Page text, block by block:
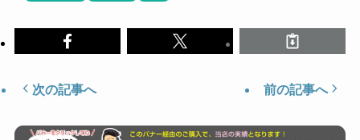
次の記事へ 前の記事へ